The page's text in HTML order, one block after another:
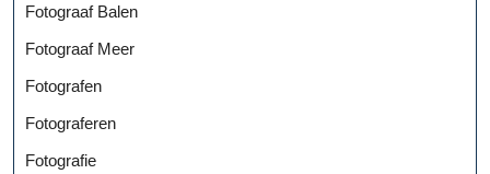
Fotograaf Balen
Fotograaf Meer
Fotografen
Fotograferen
Fotografie